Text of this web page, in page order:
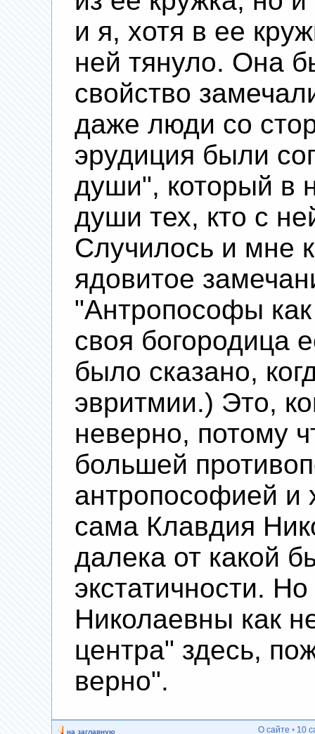
и я, хотя в ее
ней тянуло. Она
свойство
даже люди со
эрудиция были
души", который в
души тех, кто с
Случилось и мне
ядовитое
"Антропософы
своя богородица
было сказано,
эвритмии.) Это,
неверно, потому
большей
антропософией и
сама Клавдия
далека от какой
экстатичности.
Николаевны как
центра" здесь,
верно".
на заглавную О сайте • 10